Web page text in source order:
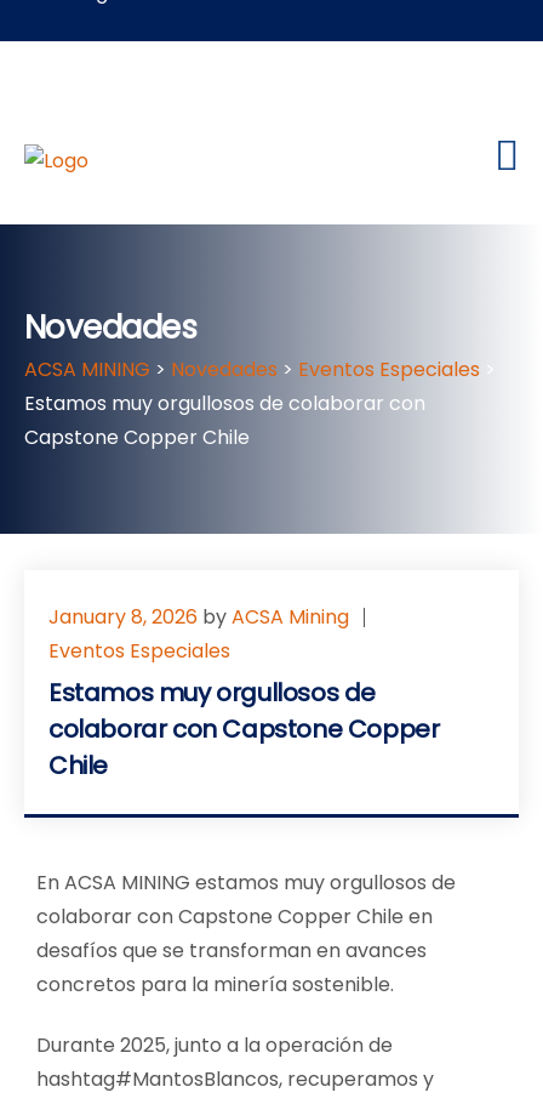
Novedades
ACSA MINING > Novedades > Eventos Especiales
Estamos muy orgullosos de colaborar con
Capstone Copper Chile
January 8, 2026 byACSA Mining
Eventos Especiales
Estamos muy orgullosos de
colaborar con Capstone Copper
Chile
En ACSA MINING estamos muy orgullosos de
colaborar con Capstone Copper Chile en
desafíos que se transforman en avances
concretos para la minería sostenible.
Durante 2025, junto a la operación de
hashtag#MantosBlancos, recuperamos y